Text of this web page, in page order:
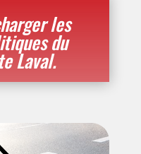
les
du
Laval.